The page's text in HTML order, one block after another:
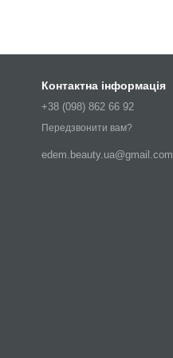
Контактна інформація
+38 (098) 862 66 92
Передзвонити вам?
edem.beauty.ua@gmail.com